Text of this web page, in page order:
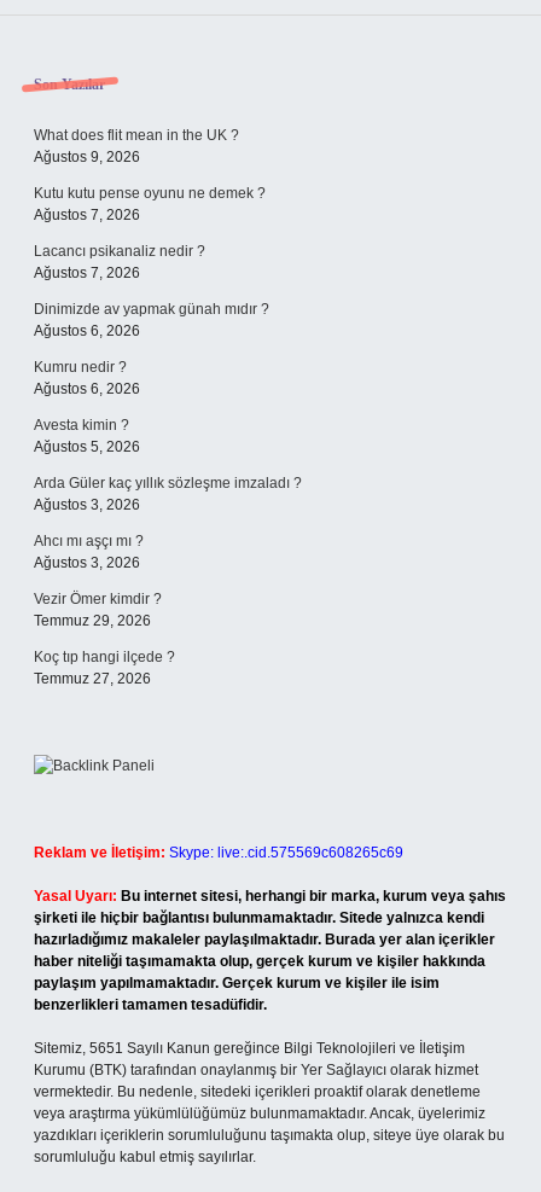
Sidebar
Son Yazılar
What does flit mean in the UK ?
Ağustos 9, 2026
Kutu kutu pense oyunu ne demek ?
Ağustos 7, 2026
Lacancı psikanaliz nedir ?
Ağustos 7, 2026
Dinimizde av yapmak günah mıdır ?
Ağustos 6, 2026
Kumru nedir ?
Ağustos 6, 2026
Avesta kimin ?
Ağustos 5, 2026
Arda Güler kaç yıllık sözleşme imzaladı ?
Ağustos 3, 2026
Ahcı mı aşçı mı ?
Ağustos 3, 2026
Vezir Ömer kimdir ?
Temmuz 29, 2026
Koç tıp hangi ilçede ?
Temmuz 27, 2026
Reklam ve İletişim: Skype: live:.cid.575569c608265c69
Yasal Uyarı: Bu internet sitesi, herhangi bir marka, kurum veya şahıs
şirketi ile hiçbir bağlantısı bulunmamaktadır. Sitede yalnızca kendi
hazırladığımız makaleler paylaşılmaktadır. Burada yer alan içerikler
haber niteliği taşımamakta olup, gerçek kurum ve kişiler hakkında
paylaşım yapılmamaktadır. Gerçek kurum ve kişiler ile isim
benzerlikleri tamamen tesadüfidir.
Sitemiz, 5651 Sayılı Kanun gereğince Bilgi Teknolojileri ve İletişim
Kurumu (BTK) tarafından onaylanmış bir Yer Sağlayıcı olarak hizmet
vermektedir. Bu nedenle, sitedeki içerikleri proaktif olarak denetleme
veya araştırma yükümlülüğümüz bulunmamaktadır. Ancak, üyelerimiz
yazdıkları içeriklerin sorumluluğunu taşımakta olup, siteye üye olarak bu
sorumluluğu kabul etmiş sayılırlar.